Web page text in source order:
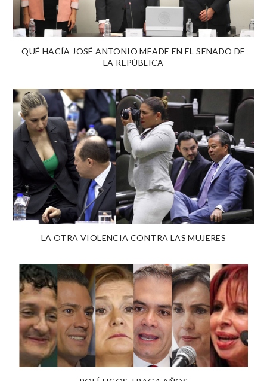
QUÉ HACÍA JOSÉ ANTONIO MEADE EN EL SENADO DE
LA REPÚBLICA
LA OTRA VIOLENCIA CONTRA LAS MUJERES